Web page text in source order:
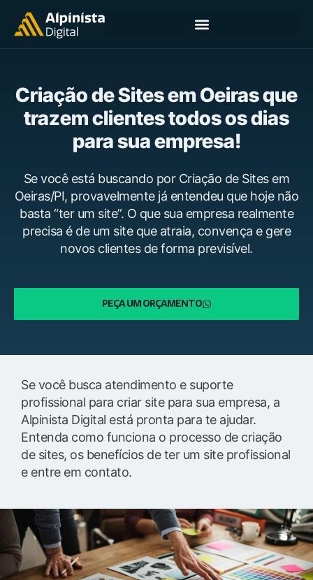
Criação de Sites em Oeiras que
trazem clientes todos os dias
para sua empresa!
Se você está buscando por Criação de Sites em
Oeiras/PI, provavelmente já entendeu que hoje não
basta “ter um site”. O que sua empresa realmente
precisa é de um site que atraia, convença e gere
novos clientes de forma previsível.
PEÇA UM ORÇAMENTO
Se você busca atendimento e suporte
profissional para criar site para sua empresa, a
Alpinista Digital está pronta para te ajudar.
Entenda como funciona o processo de criação
de sites, os benefícios de ter um site profissional
e entre em contato.